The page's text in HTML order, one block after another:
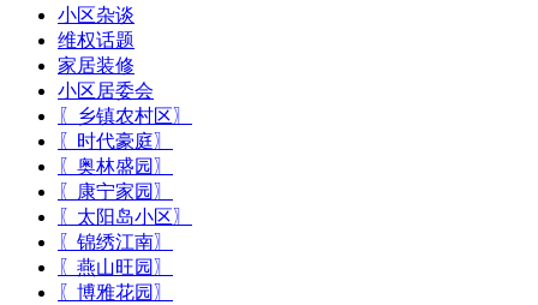
小区杂谈
维权话题
家居装修
小区居委会
〖乡镇农村区〗
〖时代豪庭〗
〖奥林盛园〗
〖康宁家园〗
〖太阳岛小区〗
〖锦绣江南〗
〖燕山旺园〗
〖博雅花园〗